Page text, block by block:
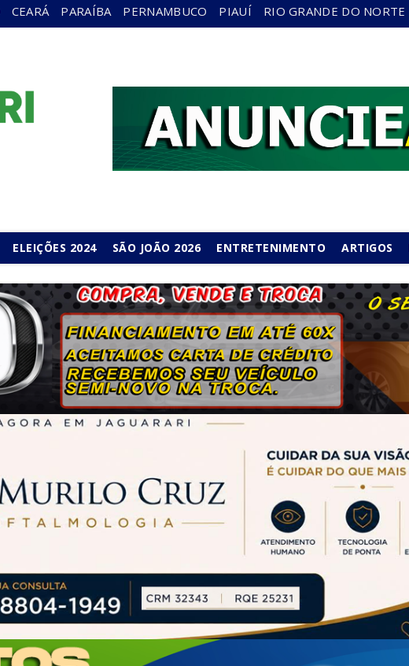
CEARÁ PARAÍBA PERNAMBUCO PIAUÍ RIO GRANDE DO NORTE
ELEIÇÕES 2024 SÃO JOÃO 2026 ENTRETENIMENTO ARTIGOS